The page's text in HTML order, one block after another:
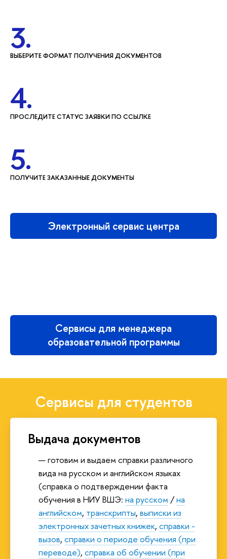
3.
ВЫБЕРИТЕ ФОРМАТ ПОЛУЧЕНИЯ ДОКУМЕНТОВ
4.
ПРОСЛЕДИТЕ СТАТУС ЗАЯВКИ ПО ССЫЛКЕ
5.
ПОЛУЧИТЕ ЗАКАЗАННЫЕ ДОКУМЕНТЫ
Электронный сервис центра
Сервисы для менеджера
образовательной программы
Сервисы для студентов
Выдача документов
готовим и выдаем справки различного
вида на русском и английском языках
(справка о подтверждении факта
обучения в НИУ ВШЭ:на русском /на
английском, транскрипты,выписки из
электронных зачетных книжек,справки -
вызов,справки о периоде обучения (при
переводе),справка об обучении (при